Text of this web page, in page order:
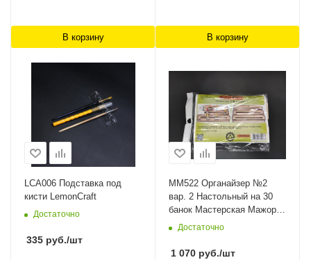
В корзину В корзину
LCA006 Подставка под
кисти LemonCraft
Достаточно
335 руб./шт
MM522 Органайзер №2
вар. 2 Настольный на 30
банок Мастерская Мажор
Моделс
Достаточно
1 070 руб./шт